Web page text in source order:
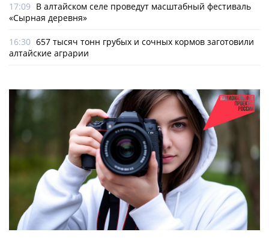
17:09 В алтайском селе проведут масштабный фестиваль
«Сырная деревня»
16:30 657 тысяч тонн грубых и сочных кормов заготовили
алтайские аграрии